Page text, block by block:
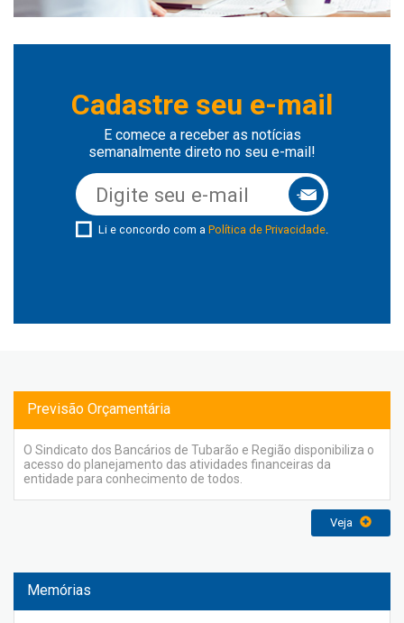
Cadastre seu e-mail
E comece a receber as notícias
semanalmente direto no seu e-mail!
Li e concordo com a Política de Privacidade.
Previsão Orçamentária
O Sindicato dos Bancários de Tubarão e Região disponibiliza o
acesso do planejamento das atividades financeiras da
entidade para conhecimento de todos.
Veja
Memórias